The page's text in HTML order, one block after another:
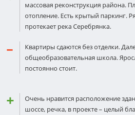
массовая реконструкция района.
отопление. Есть крытый паркинг.
протекает река Серебрянка.
Квартиры сдаются без отделки.
общеобразовательная школа.
постоянно стоит.
Очень нравится расположение
шоссе, речка, в проекте – целый